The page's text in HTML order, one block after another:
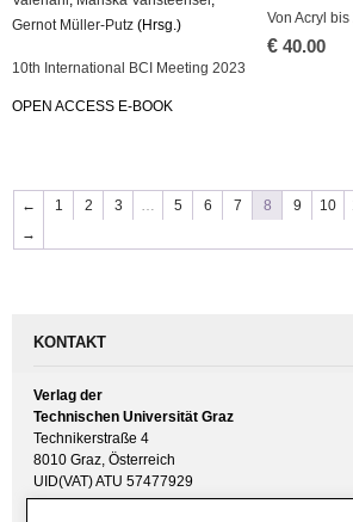
Ger­not Mül­ler-Putz (Hrsg.)
10th In­ter­na­tio­nal BCI Mee­ting 2023
OPEN AC­CESS E-BOOK
Von Acryl
€ 40.00
← 1 2 3 … 5 6 7 8 9 10
→
KONTAKT
Verlag der
Technischen Universität Graz
Technikerstraße 4
8010 Graz, Österreich
UID(VAT) ATU 57477929